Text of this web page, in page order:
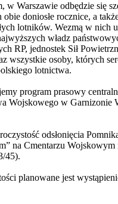
w Warszawie odbędzie się
obie doniosłe rocznice, a
lotników. Wezmą w nich
władz
RP, jednostek Sił
wszystkie osoby, których
lotnictwa.
program prasowy
Wojskowego w Garnizonie
odsłonięcia
na Cmentarzu Wojskowym
45).
planowane jest